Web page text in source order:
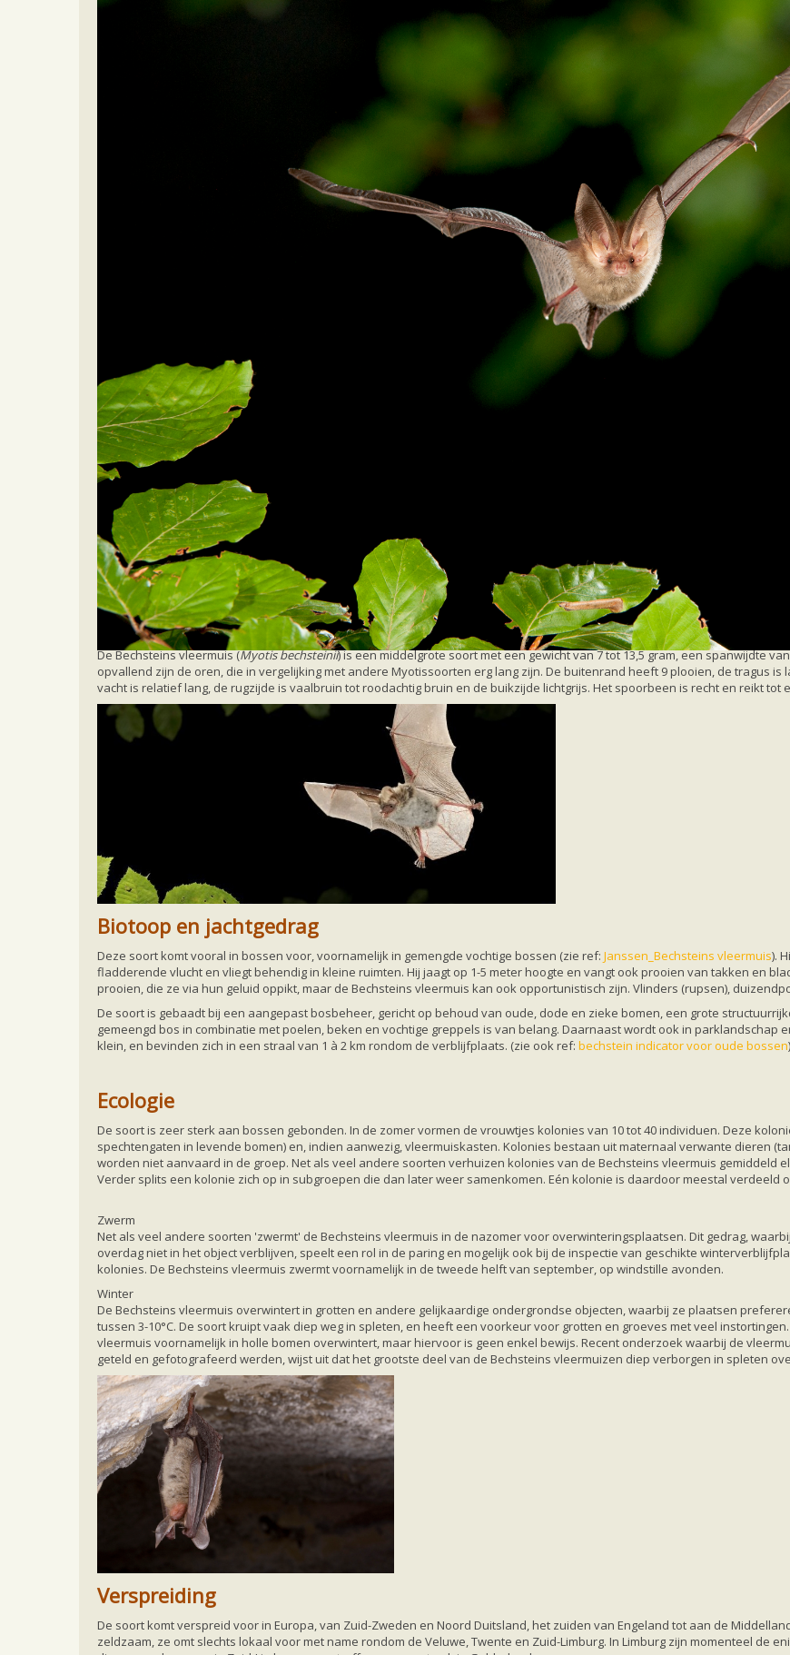
Home Ecologie en soorten Bechsteins vleermuis
Bechsteins vleermuis
Uiterlijk
De Bechsteins vleermuis (Myotis bechsteinii) is een middelgrote soort met een gewicht van 7 tot 13,5 gram, een spanwijdte
opvallend zijn de oren, die in vergelijking met andere Myotissoorten erg lang zijn. De buitenrand heeft 9 plooien, de tragus
vacht is relatief lang, de rugzijde is vaalbruin tot roodachtig bruin en de buikzijde lichtgrijs. Het spoorbeen is recht en reikt
Biotoop en jachtgedrag
Deze soort komt vooral in bossen voor, voornamelijk in gemengde vochtige bossen (zie ref: Janssen_Bechsteins vleermuis).
fladderende vlucht en vliegt behendig in kleine ruimten. Hij jaagt op 1-5 meter hoogte en vangt ook prooien van takken en
prooien, die ze via hun geluid oppikt, maar de Bechsteins vleermuis kan ook opportunistisch zijn. Vlinders (rupsen),
De soort is gebaadt bij een aangepast bosbeheer, gericht op behoud van oude, dode en zieke bomen, een grote
gemeengd bos in combinatie met poelen, beken en vochtige greppels is van belang. Daarnaast wordt ook in parklandschap
klein, en bevinden zich in een straal van 1 à 2 km rondom de verblijfplaats. (zie ook ref: bechstein indicator voor oude bossen
Ecologie
De soort is zeer sterk aan bossen gebonden. In de zomer vormen de vrouwtjes kolonies van 10 tot 40 individuen. Deze
spechtengaten in levende bomen) en, indien aanwezig, vleermuiskasten. Kolonies bestaan uit maternaal verwante dieren
worden niet aanvaard in de groep. Net als veel andere soorten verhuizen kolonies van de Bechsteins vleermuis gemiddeld
Verder splits een kolonie zich op in subgroepen die dan later weer samenkomen. Eén kolonie is daardoor meestal verdeeld
Zwerm
Net als veel andere soorten 'zwermt' de Bechsteins vleermuis in de nazomer voor overwinteringsplaatsen. Dit gedrag,
overdag niet in het object verblijven, speelt een rol in de paring en mogelijk ook bij de inspectie van geschikte
kolonies. De Bechsteins vleermuis zwermt voornamelijk in de tweede helft van september, op windstille avonden.
Winter
De Bechsteins vleermuis overwintert in grotten en andere gelijkaardige ondergrondse objecten, waarbij ze plaatsen
tussen 3-10°C. De soort kruipt vaak diep weg in spleten, en heeft een voorkeur voor grotten en groeves met veel
vleermuis voornamelijk in holle bomen overwintert, maar hiervoor is geen enkel bewijs. Recent onderzoek waarbij de
geteld en gefotografeerd werden, wijst uit dat het grootste deel van de Bechsteins vleermuizen diep verborgen in spleten
Verspreiding
De soort komt verspreid voor in Europa, van Zuid-Zweden en Noord Duitsland, het zuiden van Engeland tot aan de
zeldzaam, ze omt slechts lokaal voor met name rondom de Veluwe, Twente en Zuid-Limburg. In Limburg zijn momenteel de